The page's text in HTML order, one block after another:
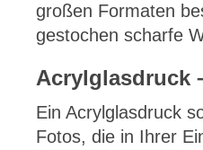
großen Formaten
gestochen scharfe
Acrylglasdruck
Ein Acrylglasdruck
Fotos, die in Ihrer